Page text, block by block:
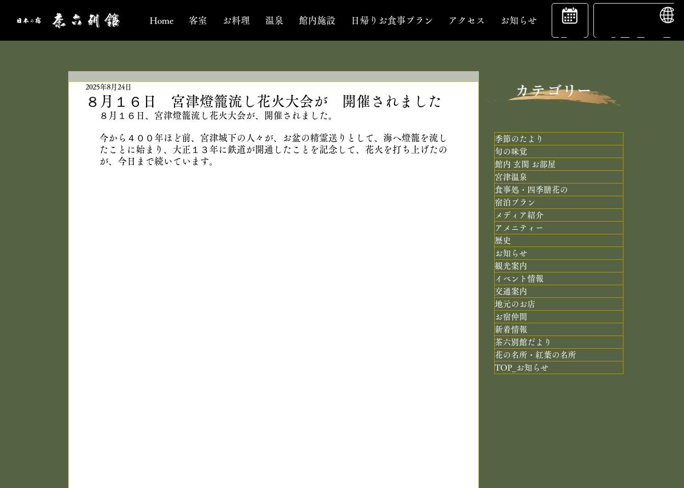
Home 客室 お料理 温泉 館内施設 日帰りお食事プラン アクセス お知らせ
宿
泊
予
約
８月１６日 宮津燈籠流し花火大会が 開催されました
2025年8月24日
８月１６日、宮津燈籠流し花火大会が、開催されました。
今から４００年ほど前、宮津城下の人々が、お盆の精霊送りとして、海へ燈籠を流し
たことに始まり、大正１３年に鉄道が開通したことを記念して、花火を打ち上げたの
が、今日まで続いています。
季節のたより
旬の味覚
館内 玄関 お部屋
宮津温泉
食事処・四季膳花の
宿泊プラン
メディア紹介
アメニティー
歴史
お知らせ
観光案内
イベント情報
交通案内
地元のお店
お宿仲間
新着情報
茶六別館だより
花の名所・紅葉の名所
TOP_お知らせ